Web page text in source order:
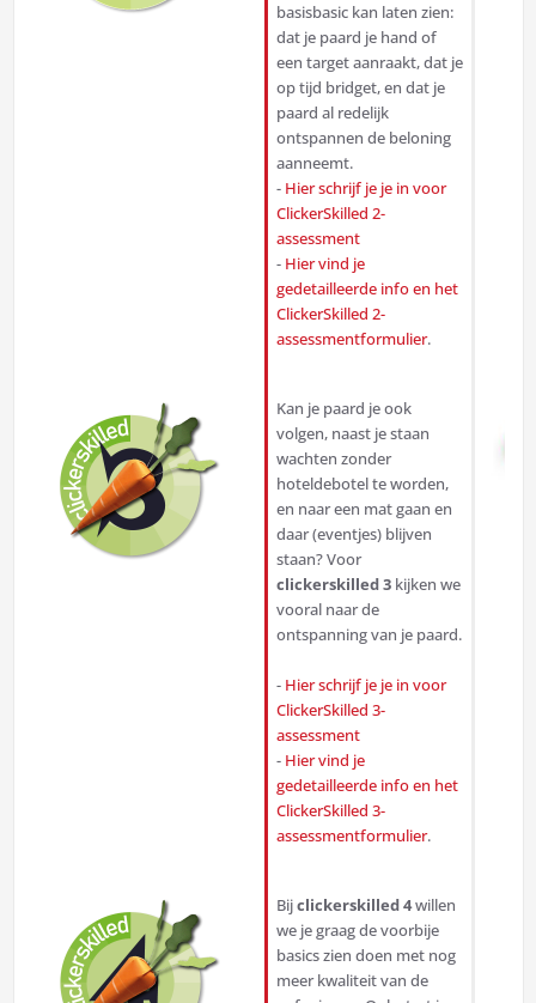
basisbasic kan laten zien:
dat je paard je hand of
een target aanraakt, dat je
op tijd bridget, en dat je
paard al redelijk
ontspannen de beloning
aanneemt.
- Hier schrijf je je in voor
ClickerSkilled 2-
assessment
- Hier vind je
gedetailleerde info en het
ClickerSkilled 2-
assessmentformulier.
Kan je paard je ook
volgen, naast je staan
wachten zonder
hoteldebotel te worden,
en naar een mat gaan en
daar (eventjes) blijven
staan? Voor
clickerskilled 3kijken we
vooral naar de
ontspanning van je paard.
- Hier schrijf je je in voor
ClickerSkilled 3-
assessment
- Hier vind je
gedetailleerde info en het
ClickerSkilled 3-
assessmentformulier.
Bijclickerskilled 4willen
we je graag de voorbije
basics zien doen met nog
meer kwaliteit van de